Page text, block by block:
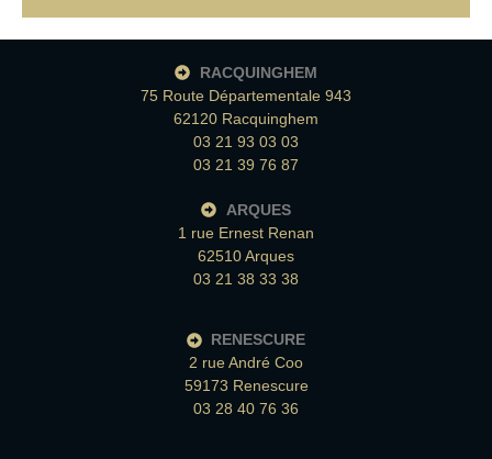
RACQUINGHEM
75 Route Départementale 943
62120 Racquinghem
03 21 93 03 03
03 21 39 76 87
ARQUES
1 rue Ernest Renan
62510 Arques
03 21 38 33 38
RENESCURE
2 rue André Coo
59173 Renescure
03 28 40 76 36